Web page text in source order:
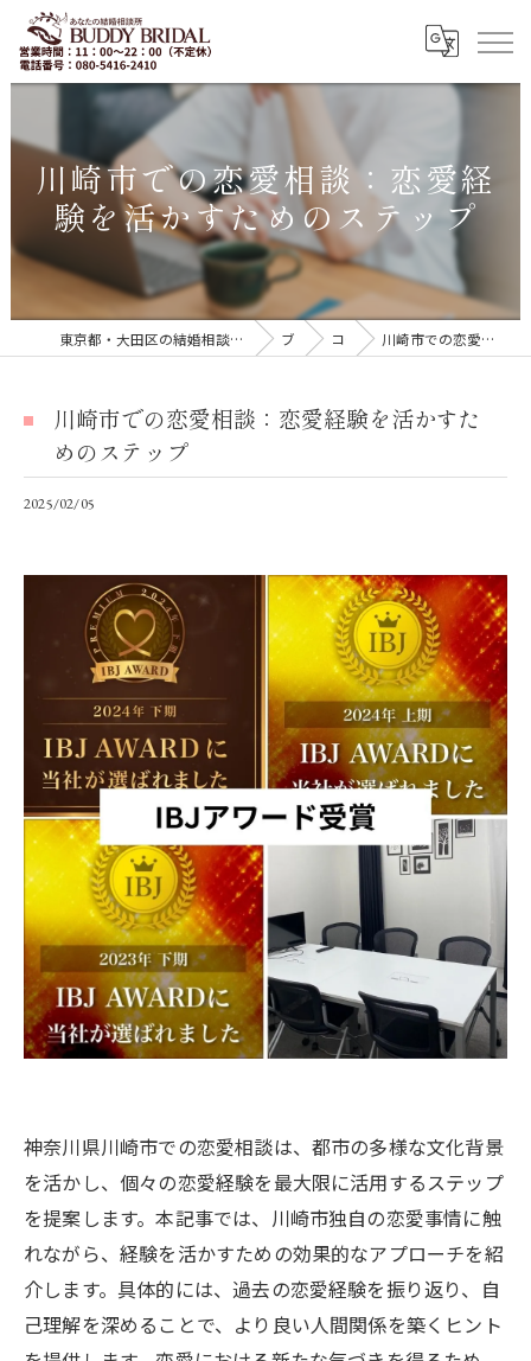
川崎市での恋愛相談：恋愛経
験を活かすためのステップ
東京都・大田区の結婚相談所｜再婚・20代30代の婚活なら「BUDDY BRIDAL 東京」 ブログ コラム 川崎市での恋愛相談：恋愛経験を活かすためのステップ
川崎市での恋愛相談：恋愛経験を活かすた
めのステップ
2025/02/05
神奈川県川崎市での恋愛相談は、都市の多様な文化背景
を活かし、個々の恋愛経験を最大限に活用するステップ
を提案します。本記事では、川崎市独自の恋愛事情に触
れながら、経験を活かすための効果的なアプローチを紹
介します。具体的には、過去の恋愛経験を振り返り、自
己理解を深めることで、より良い人間関係を築くヒント